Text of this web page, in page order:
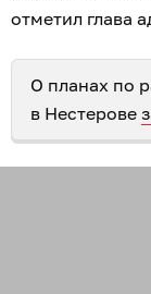
отметил глава
О планах по
в Нестерове